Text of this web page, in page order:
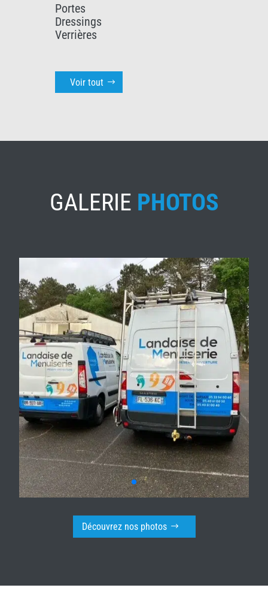
Portes
Dressings
Verrières
Voir tout
GALERIE PHOTOS
Découvrez nos photos